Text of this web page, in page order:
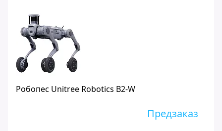
Робопес Unitree Robotics B2-W
Предзаказ